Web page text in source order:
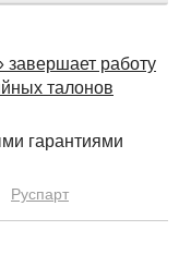
работу
талонов
гарантиями
Руспарт